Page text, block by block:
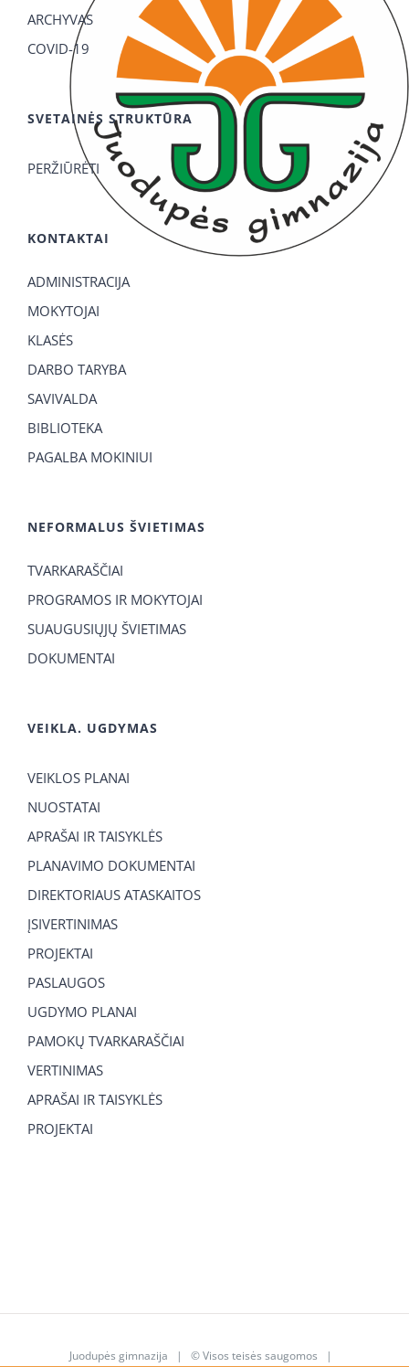
ARCHYVAS
COVID-19
SVETAINĖS STRUKTŪRA
PERŽIŪRĖTI
KONTAKTAI
ADMINISTRACIJA
MOKYTOJAI
KLASĖS
DARBO TARYBA
SAVIVALDA
BIBLIOTEKA
PAGALBA MOKINIUI
NEFORMALUS ŠVIETIMAS
TVARKARAŠČIAI
PROGRAMOS IR MOKYTOJAI
SUAUGUSIŲJŲ ŠVIETIMAS
DOKUMENTAI
VEIKLA. UGDYMAS
VEIKLOS PLANAI
NUOSTATAI
APRAŠAI IR TAISYKLĖS
PLANAVIMO DOKUMENTAI
DIREKTORIAUS ATASKAITOS
ĮSIVERTINIMAS
PROJEKTAI
PASLAUGOS
UGDYMO PLANAI
PAMOKŲ TVARKARAŠČIAI
VERTINIMAS
APRAŠAI IR TAISYKLĖS
PROJEKTAI
Juodupės gimnazija | © Visos teisės saugomos |